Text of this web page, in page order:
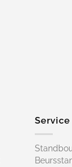
Service